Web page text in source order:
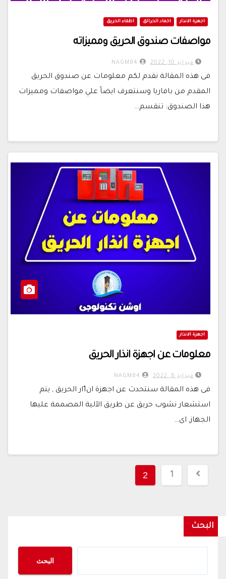
اجهزة الانذار اخماد الحرائق اطفاء الحريق
مواصفات صندوق الحريق ومميزاته
فبراير 10, 2022
فى هذه المقالة نقدم لكم معلومات عن صندوق الحريق
المقدم من بافاريا وسنتعرف ايضاً علي مواصفات ومميزات
هذا الصندوق: تنقسم…
اجهزة الانذار
معلومات عن اجهزة انذار الحريق
فبراير 6, 2022
فى هذه المقالة سنتحدث عن اجهزة ان1ار الحريق , يتم
استشعار نشوب حريق عن طريق الآلية المصممة عليها
الجهاز, اى…
تعدد
صفحات
1
2
البحث
البحث